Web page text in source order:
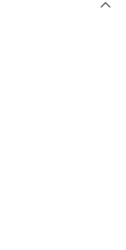
方式。 讓您購物簡單